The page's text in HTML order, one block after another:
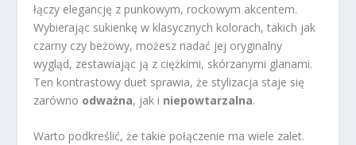
łączy elegancję z punkowym, rockowym akcentem.
Wybierając sukienkę w klasycznych kolorach, takich jak
czarny czy beżowy, możesz nadać jej oryginalny
wygląd, zestawiając ją z ciężkimi, skórzanymi glanami.
Ten kontrastowy duet sprawia, że stylizacja staje się
zarówno odważna, jak i niepowtarzalna.
Warto podkreślić, że takie połączenie ma wiele zalet.